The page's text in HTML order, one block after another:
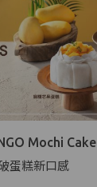
Mochi Cake
蛋糕新口感